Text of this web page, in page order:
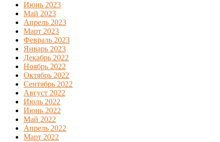
Июнь 2023
Май 2023
Апрель 2023
Март 2023
Февраль 2023
Январь 2023
Декабрь 2022
Ноябрь 2022
Октябрь 2022
Сентябрь 2022
Август 2022
Июль 2022
Июнь 2022
Май 2022
Апрель 2022
Март 2022